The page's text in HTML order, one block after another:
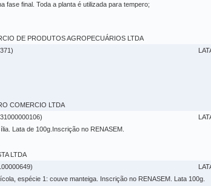
fase final. Toda a planta é utilizada para tempero;
DE PRODUTOS AGROPECUÁRIOS LTDA
COMERCIO LTDA
Lata de 100g.Inscrição no RENASEM.
LTDA
espécie 1: couve manteiga. Inscrição no RENASEM. Lata 100g.